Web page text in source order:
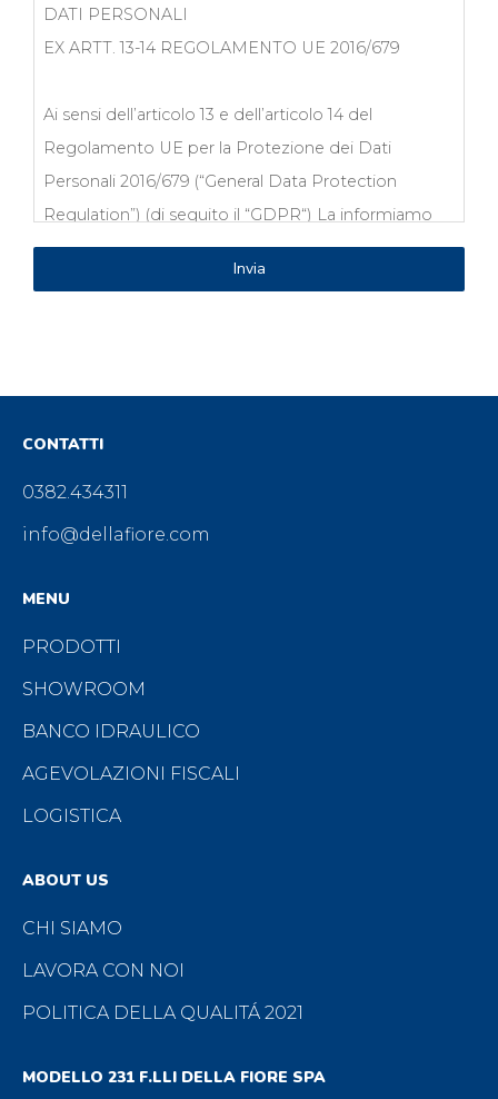
DATI PERSONALI
EX ARTT. 13-14 REGOLAMENTO UE 2016/679
Ai sensi dell’articolo 13 e dell’articolo 14 del
Regolamento UE per la Protezione dei Dati
Personali 2016/679 (“General Data Protection
Regulation”) (di seguito il “GDPR“) La informiamo
che i dati personali raccolti in ragione e in costanza
Desideriamo in particolare informarLa di quanto
segue.
Finalità del trattamento.
Società di condurre l’attività di: a) riscontrare la
richiesta di preventivo; b) adempiere ad obblighi
contrattuale (più specificatamente per
amministrazione, contabilità, gestione contratti,
d) rendere informazioni su prodotti e servizi
iniziative commerciali della Società.
Il trattamento potrà riguardare esclusivamente dati
Invia
CONTATTI
0382.434311
info@dellafiore.com
MENU
PRODOTTI
SHOWROOM
BANCO IDRAULICO
AGEVOLAZIONI FISCALI
LOGISTICA
ABOUT US
CHI SIAMO
LAVORA CON NOI
POLITICA DELLA QUALITÁ 2021
MODELLO 231 F.LLI DELLA FIORE SPA